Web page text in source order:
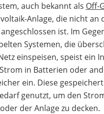
auch bekannt als Off-
Anlage, die nicht an
ist. Im
Systemen, die
einspeisen, speist ein
in Batterien oder
ein. Diese
genutzt, um den
der Anlage zu decken.